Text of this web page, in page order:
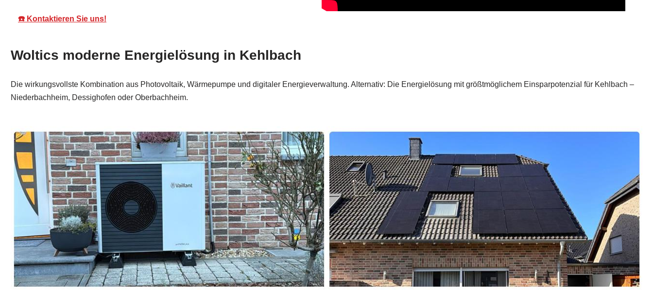
☎️ Kontaktieren Sie uns!
Woltics moderne Energielösung in Kehlbach
Die wirkungsvollste Kombination aus Photovoltaik, Wärmepumpe und digitaler Energieverwaltung. Alternativ: Die Energielösung mit größtmöglichem Einsparpotenzial für Kehlbach –
Niederbachheim, Dessighofen oder Oberbachheim.